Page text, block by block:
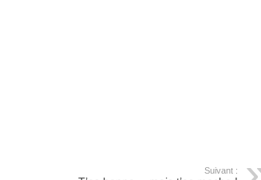
Suivant :